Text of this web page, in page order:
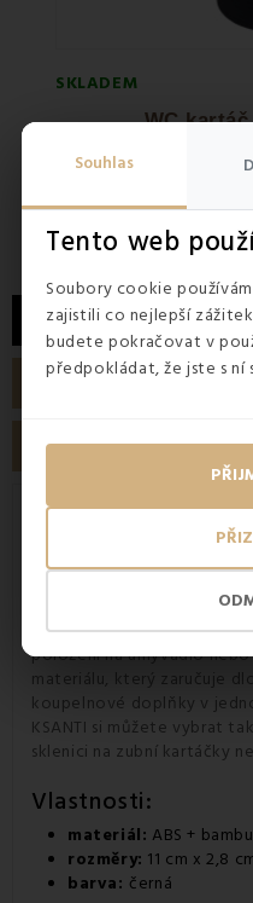
Souhlas
Tento web
Soubory cookie
zajistili co nejlepší
budete pokračovat v
předpokládat, že jste s ní
SKLADEM
WC
363 Kč
Elegantní
do každé
tuhého mýdla v nádobce
koupelně. Mýdlenkamá
položení na umyvadlo nebo
materiálu, který zaručuje
koupelnové doplňky v
KSANTI si můžete vybrat
sklenici na zubní kartáčky
Vlastnosti:
materiál: ABS +
rozměry: 11 cm x 2,8
barva: černá